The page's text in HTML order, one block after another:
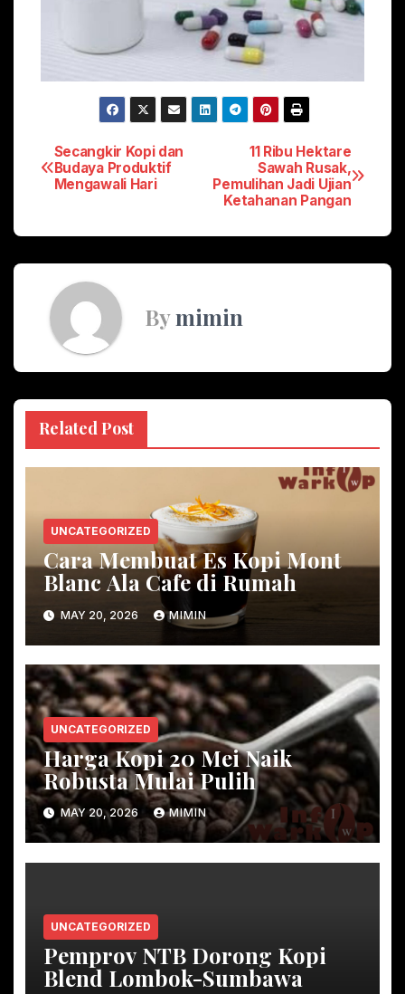
Post
navigation
11 Ribu Hektare
Sawah Rusak,
Pemulihan Jadi Ujian
Ketahanan Pangan
Secangkir Kopi dan
Budaya Produktif
Mengawali Hari
Bymimin
Related Post
UNCATEGORIZED
Cara Membuat Es Kopi Mont
Blanc Ala Cafe di Rumah
MAY 20, 2026 MIMIN
UNCATEGORIZED
Harga Kopi 20 Mei Naik
Robusta Mulai Pulih
MAY 20, 2026 MIMIN
UNCATEGORIZED
Pemprov NTB Dorong Kopi
Blend Lombok-Sumbawa